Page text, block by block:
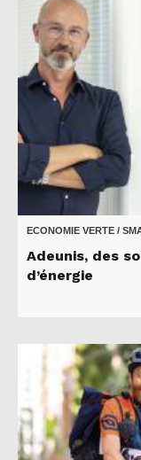
ECONOMIE VERTE /
Adeunis, des
d’énergie